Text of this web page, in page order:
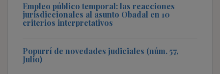
Empleo público temporal: las reacciones
jurisdiccionales al asunto Obadal en 10
criterios interpretativos
Popurrí de novedades judiciales (núm. 57,
Julio)